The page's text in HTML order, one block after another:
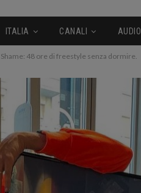
ITALIA CANALI AUDIO
48 ore di freestyle senza dormire.